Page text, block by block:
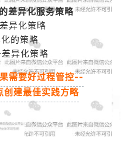
差异化服务策略
异化策略
的策略
异化策略
需要好过程管控--
创建最佳实践方略